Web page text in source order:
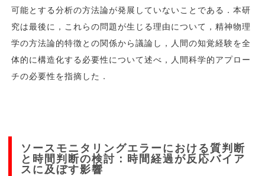
可能とする分析の方法論が発展していないことである．本研
究は最後に，これらの問題が生じる理由について，精神物理
学の方法論的特徴との関係から議論し，人間の知覚経験を全
体的に構造化する必要性について述べ，人間科学的アプロー
チの必要性を指摘した．
ソースモニタリングエラーにおける質判断
と時間判断の検討：時間経過が反応バイア
スに及ぼす影響